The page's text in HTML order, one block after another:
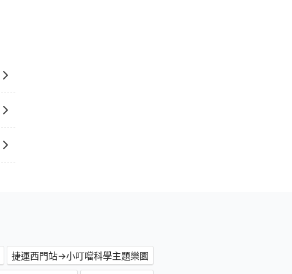
捷運西門站→小叮噹科學主題樂園